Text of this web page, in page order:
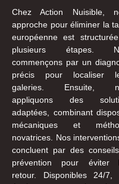
Chez Action Nuisible,
approche pour éliminer la
européenne est
plusieurs étapes.
commençons par un
précis pour localiser
galeries. Ensuite,
appliquons des
adaptées, combinant
mécaniques et
novatrices. Nos
concluent par des
prévention pour éviter
retour. Disponibles 24/7,